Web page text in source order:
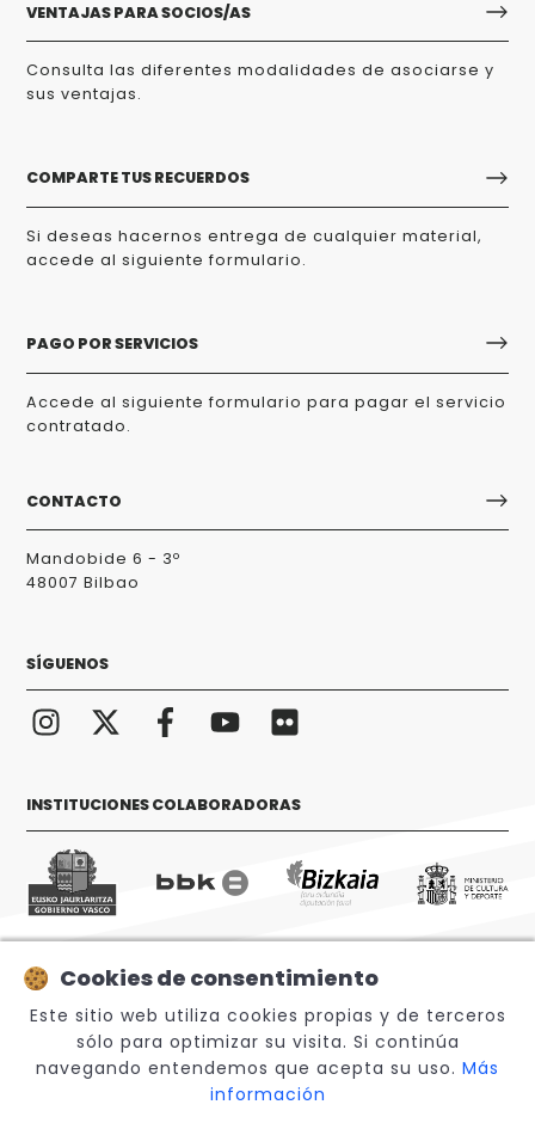
VENTAJAS PARA SOCIOS/AS
Consulta las diferentes modalidades de asociarse y
sus ventajas.
COMPARTE TUS RECUERDOS
Si deseas hacernos entrega de cualquier material,
accede al siguiente formulario.
PAGO POR SERVICIOS
Accede al siguiente formulario para pagar el servicio
contratado.
CONTACTO
Mandobide 6 - 3º
48007 Bilbao
SÍGUENOS
INSTITUCIONES COLABORADORAS
© 2026 Sabino Arana Fundazioa
Cookies de consentimiento
Este sitio web utiliza cookies propias y de terceros
sólo para optimizar su visita. Si continúa
navegando entendemos que acepta su uso. Más
información